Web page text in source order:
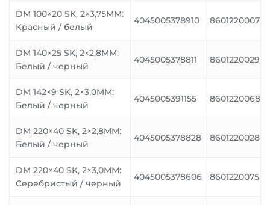
DM 100×20 SK, 2×3,75MM:
Красный / белый
4045005378910 8601220007
DM 140×25 SK, 2×2,8MM:
Белый / черный
4045005378811 8601220029
DM 142×9 SK, 2×3,0MM:
Белый / черный
4045005391155 8601220068
DM 220×40 SK, 2×2,8MM:
Белый / черный
4045005378828 8601220028
DM 220×40 SK, 2×3,0MM:
Серебристый / черный
4045005378606 8601220075